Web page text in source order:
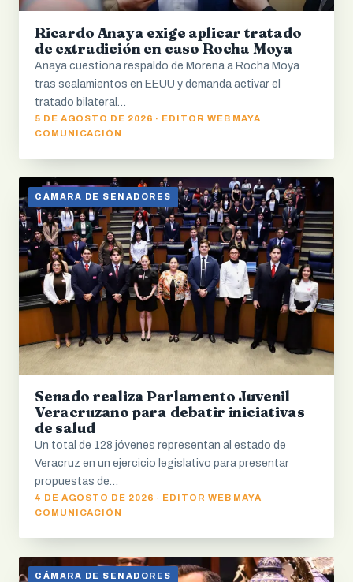
Ricardo Anaya exige aplicar tratado
de extradición en caso Rocha Moya
Anaya cuestiona respaldo de Morena a Rocha Moya
tras sealamientos en EEUU y demanda activar el
tratado bilateral…
5 DE AGOSTO DE 2026 · EDITOR WEB MAYA
COMUNICACIÓN
CÁMARA DE SENADORES
Senado realiza Parlamento Juvenil
Veracruzano para debatir iniciativas
de salud
Un total de 128 jóvenes representan al estado de
Veracruz en un ejercicio legislativo para presentar
propuestas de…
4 DE AGOSTO DE 2026 · EDITOR WEB MAYA
COMUNICACIÓN
CÁMARA DE SENADORES